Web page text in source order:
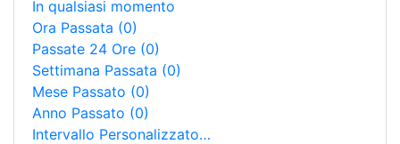
In qualsiasi momento
Ora Passata (0)
Passate 24 Ore (0)
Settimana Passata (0)
Mese Passato (0)
Anno Passato (0)
Intervallo Personalizzato…